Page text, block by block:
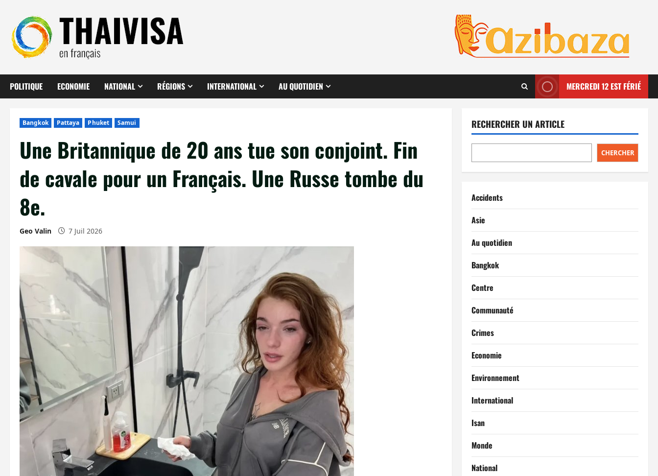
contenu
POLITIQUE ECONOMIE NATIONAL RÉGIONS INTERNATIONAL AU QUOTIDIEN MERCREDI 12 EST FÉRIÉ
Bangkok Pattaya Phuket Samui
Une Britannique de 20 ans tue son conjoint. Fin
de cavale pour un Français. Une Russe tombe du
8e.
Geo Valin 7 Juil 2026
RECHERCHER UN ARTICLE
CHERCHER
Accidents
Asie
Au quotidien
Bangkok
Centre
Communauté
Crimes
Economie
Environnement
International
Isan
Monde
National